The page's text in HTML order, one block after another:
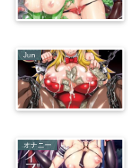
Jun
オナニー